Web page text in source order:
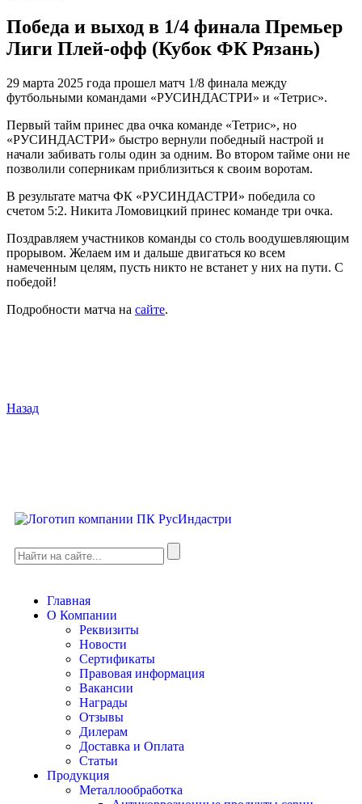
Победа и выход в 1/4 финала Премьер
Лиги Плей-офф (Кубок ФК Рязань)
29 марта 2025 года прошел матч 1/8 финала между
футбольными командами «РУСИНДАСТРИ» и «Тетрис».
Первый тайм принес два очка команде «Тетрис», но
«РУСИНДАСТРИ» быстро вернули победный настрой и
начали забивать голы один за одним. Во втором тайме они не
позволили соперникам приблизиться к своим воротам.
В результате матча ФК «РУСИНДАСТРИ» победила со
счетом 5:2. Никита Ломовицкий принес команде три очка.
Поздравляем участников команды со столь воодушевляющим
прорывом. Желаем им и дальше двигаться ко всем
намеченным целям, пусть никто не встанет у них на пути. С
победой!
Подробности матча на сайте.
Назад
Главная
О Компании
Реквизиты
Новости
Сертификаты
Правовая информация
Вакансии
Награды
Отзывы
Дилерам
Доставка и Оплата
Статьи
Продукция
Металлообработка